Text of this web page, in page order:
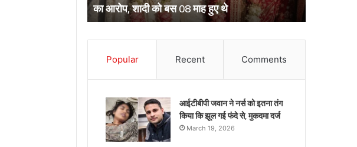
का
आरोप,
माह
का आरोप, शादी को बस 08 माह हुए थे
भेजे
Popular Recent Comments
आईटीबीपी जवान ने नर्स को इतना तंग
किया कि झूल गई फंदे से, मुकदमा दर्ज
March 19, 2026